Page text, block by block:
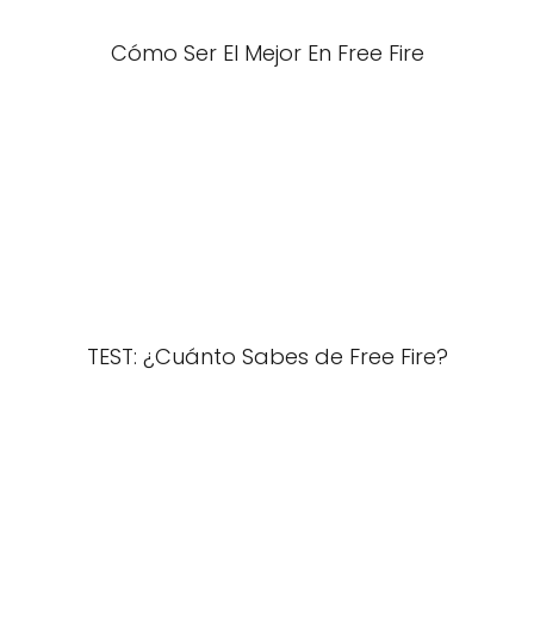
Cómo Ser El Mejor En Free Fire
TEST: ¿Cuánto Sabes de Free Fire?